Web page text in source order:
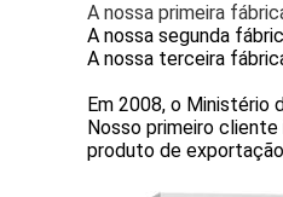
A nossa primeira
A nossa segunda
A nossa terceira
Em 2008, o Ministério
Nosso primeiro cliente
produto de